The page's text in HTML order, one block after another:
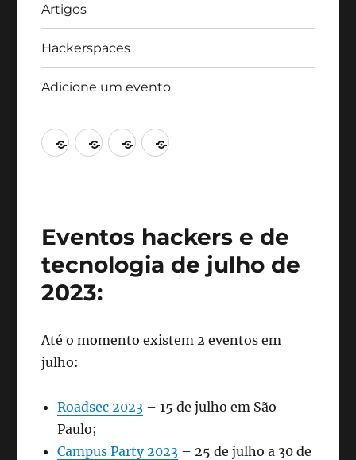
Artigos
Hackerspaces
Adicione um evento
Eventos hackers e de
tecnologia de julho de
2023:
Até o momento existem 2 eventos em
julho:
Roadsec 2023 – 15 de julho em São
Paulo;
Campus Party 2023 – 25 de julho a 30 de